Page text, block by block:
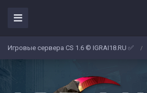
Игровые сервера CS 1.6 © IGRAI18.RU ✅ /